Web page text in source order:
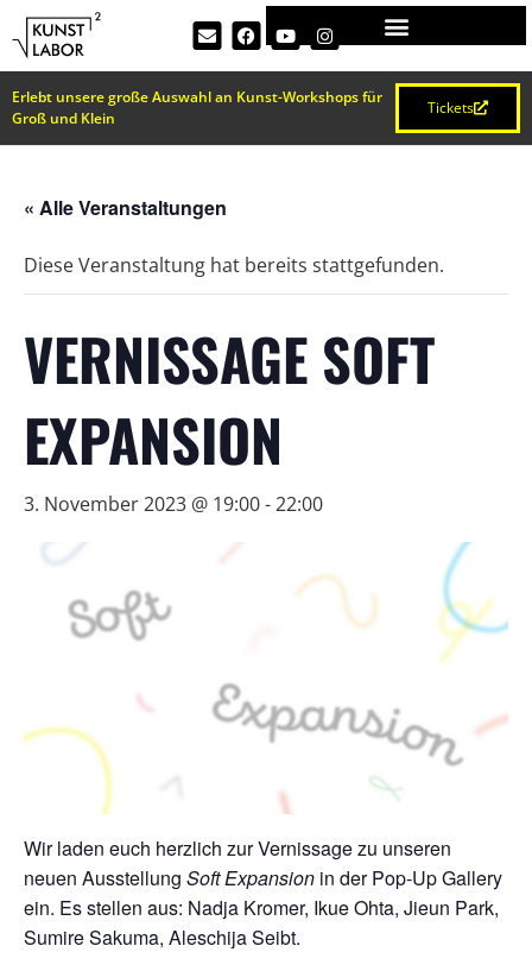
Erlebt unsere große Auswahl an Kunst-Workshops für
Groß und Klein
Tickets
« Alle Veranstaltungen
Diese Veranstaltung hat bereits stattgefunden.
VERNISSAGE SOFT
EXPANSION
3. November 2023 @ 19:00-22:00
Wir laden euch herzlich zur Vernissage zu unseren
neuen Ausstellung Soft Expansion in der Pop-Up Gallery
ein. Es stellen aus: Nadja Kromer, Ikue Ohta, Jieun Park,
Sumire Sakuma, Aleschija Seibt.